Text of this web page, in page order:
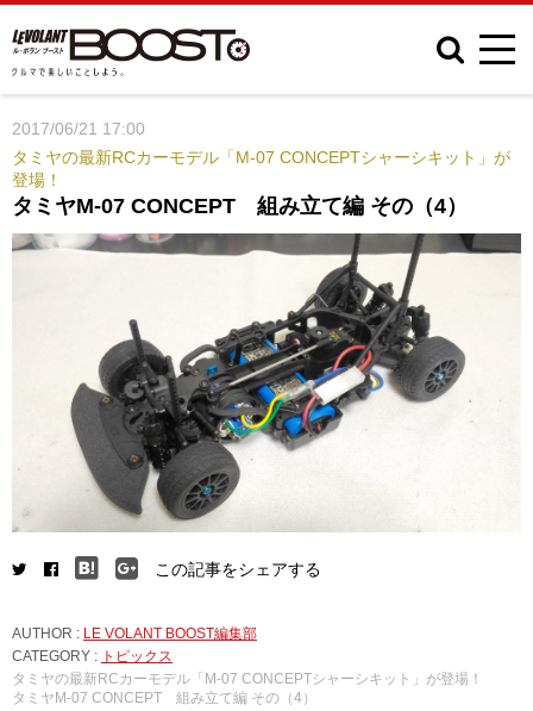
2017/06/21 17:00
タミヤの最新RCカーモデル「M-07 CONCEPTシャーシキット」が
登場！
タミヤM-07 CONCEPT 組み立て編 その（4）
この記事をシェアする
AUTHOR : LE VOLANT BOOST編集部
CATEGORY : トピックス
タミヤの最新RCカーモデル「M-07 CONCEPTシャーシキット」が登場！
タミヤM-07 CONCEPT 組み立て編 その（4）